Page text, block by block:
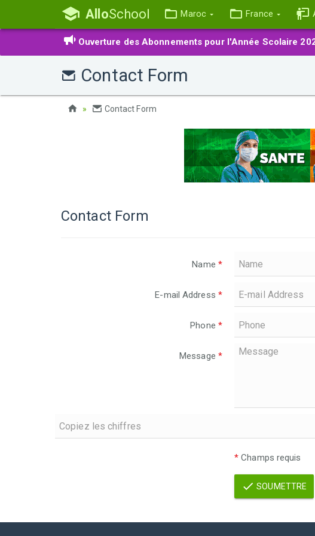
AlloSchool Maroc France
Ouverture des Abonnements pour l'Année Scolaire
Contact Form
Contact Form
Contact Form
Name *
E-mail Address *
Phone *
Message *
* Champs requis
SOUMETTRE